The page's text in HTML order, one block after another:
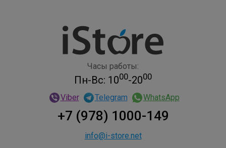
делает невероятно четкие, детализированные
макроснимки и видеозаписи. Вы также можете снимать
более масштабные сцены, не отступая ни на шаг. А
поскольку он имеет большую диафрагму и большие
пиксели, он может захватывать до в 2,6 раза больше
света, обеспечивая более высокое качество
изображения — даже при слабом освещении.
Захват пространства. Придайте вашим фотографиям
и видеороликам совершенно новое измерение.
Часы работы:
Пн-Вс: 1000-2000
Viber Telegram WhatsApp
+7 (978) 1000-149
info@i-store.net